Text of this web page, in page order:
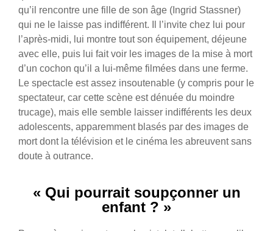
qu’il rencontre une fille de son âge (Ingrid Stassner)
qui ne le laisse pas indifférent. Il l’invite chez lui pour
l’après-midi, lui montre tout son équipement, déjeune
avec elle, puis lui fait voir les images de la mise à mort
d’un cochon qu’il a lui-même filmées dans une ferme.
Le spectacle est assez insoutenable (y compris pour le
spectateur, car cette scène est dénuée du moindre
trucage), mais elle semble laisser indifférents les deux
adolescents, apparemment blasés par des images de
mort dont la télévision et le cinéma les abreuvent sans
doute à outrance.
« Qui pourrait soupçonner un
enfant ? »